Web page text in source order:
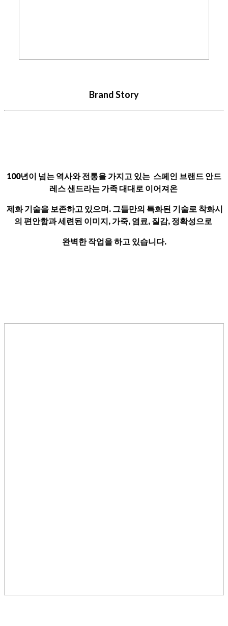
Brand Story
100년이 넘는 역사와 전통을 가지고 있는 스페인 브랜드 안드
레스 샌드라는 가족 대대로 이어져온
제화 기술을 보존하고 있으며. 그들만의 특화된 기술로 착화시
의 편안함과 세련된 이미지, 가죽, 염료, 질감, 정확성으로
완벽한 작업을 하고 있습니다.